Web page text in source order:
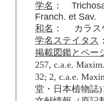
学名 ：
Franch. et Sav.
和名 ： カラス
学名ステイタス
掲載図鑑とペー
257, c.a.e.
32; 2, c.a.e.
堂・日本植物誌